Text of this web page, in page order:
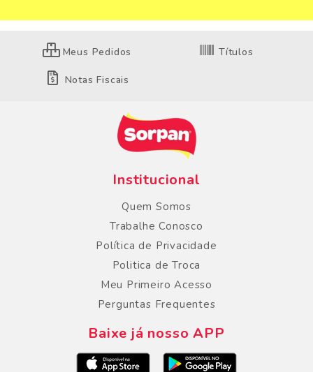
Meus Pedidos Títulos
Notas Fiscais
Institucional
Quem Somos
Trabalhe Conosco
Política de Privacidade
Politica de Troca
Meu Primeiro Acesso
Perguntas Frequentes
Baixe já nosso APP